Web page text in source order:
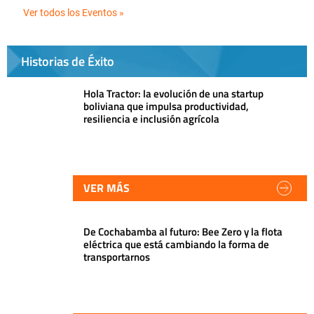
Ver todos los Eventos »
Historias de Éxito
Hola Tractor: la evolución de una startup
boliviana que impulsa productividad,
resiliencia e inclusión agrícola
VER MÁS
De Cochabamba al futuro: Bee Zero y la flota
eléctrica que está cambiando la forma de
transportarnos